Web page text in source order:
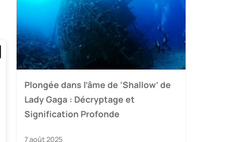
Plongée dans l’âme de ‘Shallow’ de
Lady Gaga : Décryptage et
Signification Profonde
7 août 2025